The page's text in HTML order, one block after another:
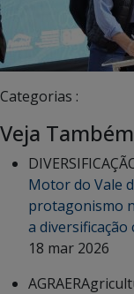
Categorias :
Veja Também
Motor do Vale
protagonismo
a
18 mar 2026
AGRAER